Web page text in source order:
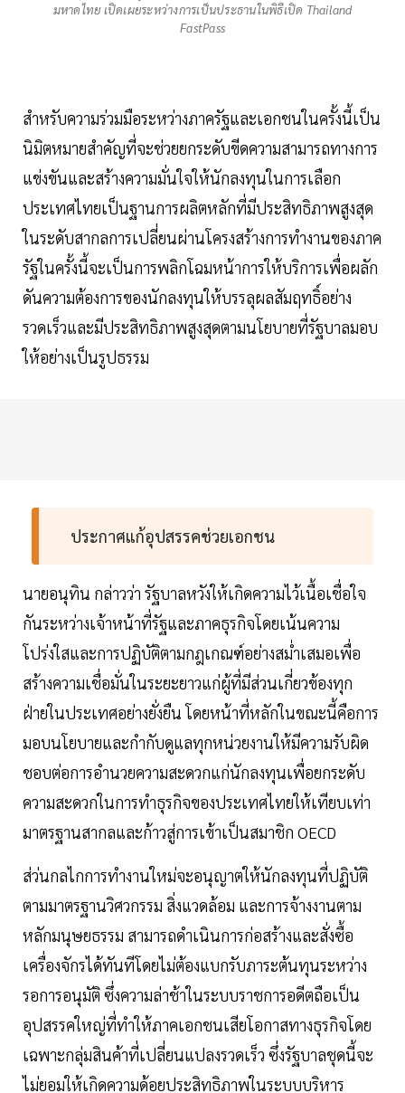
มหาดไทย เปิดเผยระหว่างการเป็นประธานในพิธีเปิด Thailand
FastPass
สำหรับความร่วมมือระหว่างภาครัฐและเอกชนในครั้งนี้เป็น
นิมิตหมายสำคัญที่จะช่วยยกระดับขีดความสามารถทางการ
แข่งขันและสร้างความมั่นใจให้นักลงทุนในการเลือก
ประเทศไทยเป็นฐานการผลิตหลักที่มีประสิทธิภาพสูงสุด
ในระดับสากลการเปลี่ยนผ่านโครงสร้างการทำงานของภาค
รัฐในครั้งนี้จะเป็นการพลิกโฉมหน้าการให้บริการเพื่อผลัก
ดันความต้องการของนักลงทุนให้บรรลุผลสัมฤทธิ์อย่าง
รวดเร็วและมีประสิทธิภาพสูงสุดตามนโยบายที่รัฐบาลมอบ
ให้อย่างเป็นรูปธรรม
ประกาศแก้อุปสรรคช่วยเอกชน
นายอนุทิน กล่าวว่า รัฐบาลหวังให้เกิดความไว้เนื้อเชื่อใจ
กันระหว่างเจ้าหน้าที่รัฐและภาคธุรกิจโดยเน้นความ
โปร่งใสและการปฏิบัติตามกฎเกณฑ์อย่างสม่ำเสมอเพื่อ
สร้างความเชื่อมั่นในระยะยาวแก่ผู้ที่มีส่วนเกี่ยวข้องทุก
ฝ่ายในประเทศอย่างยั่งยืน โดยหน้าที่หลักในขณะนี้คือการ
มอบนโยบายและกำกับดูแลทุกหน่วยงานให้มีความรับผิด
ชอบต่อการอำนวยความสะดวกแก่นักลงทุนเพื่อยกระดับ
ความสะดวกในการทำธุรกิจของประเทศไทยให้เทียบเท่า
มาตรฐานสากลและก้าวสู่การเข้าเป็นสมาชิก OECD
ส่ว่นกลไกการทำงานใหม่จะอนุญาตให้นักลงทุนที่ปฏิบัติ
ตามมาตรฐานวิศวกรรม สิ่งแวดล้อม และการจ้างงานตาม
หลักมนุษยธรรม สามารถดำเนินการก่อสร้างและสั่งซื้อ
เครื่องจักรได้ทันทีโดยไม่ต้องแบกรับภาระต้นทุนระหว่าง
รอการอนุมัติ ซึ่งความล่าช้าในระบบราชการอดีตถือเป็น
อุปสรรคใหญ่ที่ทำให้ภาคเอกชนเสียโอกาสทางธุรกิจโดย
เฉพาะกลุ่มสินค้าที่เปลี่ยนแปลงรวดเร็ว ซึ่งรัฐบาลชุดนี้จะ
ไม่ยอมให้เกิดความด้อยประสิทธิภาพในระบบบริหาร